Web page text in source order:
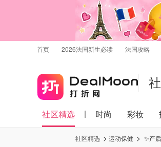
首页 2026法国新生必读 法国攻略
社区精选 时尚 彩妆
社区精选 运动保健 ✨产